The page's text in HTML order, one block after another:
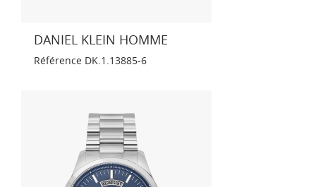
DANIEL KLEIN HOMME
Référence DK.1.13885-6